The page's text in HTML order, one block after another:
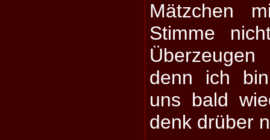
Mätzchen
Stimme
denn ich
uns bald
denk drüber